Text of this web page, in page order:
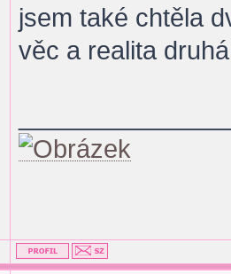
jsem také chtěla
věc a realita